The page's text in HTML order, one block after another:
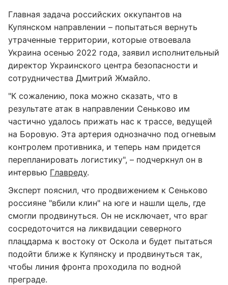
Главная задача российских оккупантов на
Купянском направлении – попытаться вернуть
утраченные территории, которые отвоевала
Украина осенью 2022 года, заявил исполнительный
директор Украинского центра безопасности и
сотрудничества Дмитрий Жмайло.
"К сожалению, пока можно сказать, что в
результате атак в направлении Сеньково им
частично удалось прижать нас к трассе, ведущей
на Боровую. Эта артерия однозначно под огневым
контролем противника, и теперь нам придется
перепланировать логистику", – подчеркнул он в
интервью Главреду.
Эксперт пояснил, что продвижением к Сеньково
россияне "вбили клин" на юге и нашли щель, где
смогли продвинуться. Он не исключает, что враг
сосредоточится на ликвидации северного
плацдарма к востоку от Оскола и будет пытаться
подойти ближе к Купянску и продвинуться так,
чтобы линия фронта проходила по водной
преграде.